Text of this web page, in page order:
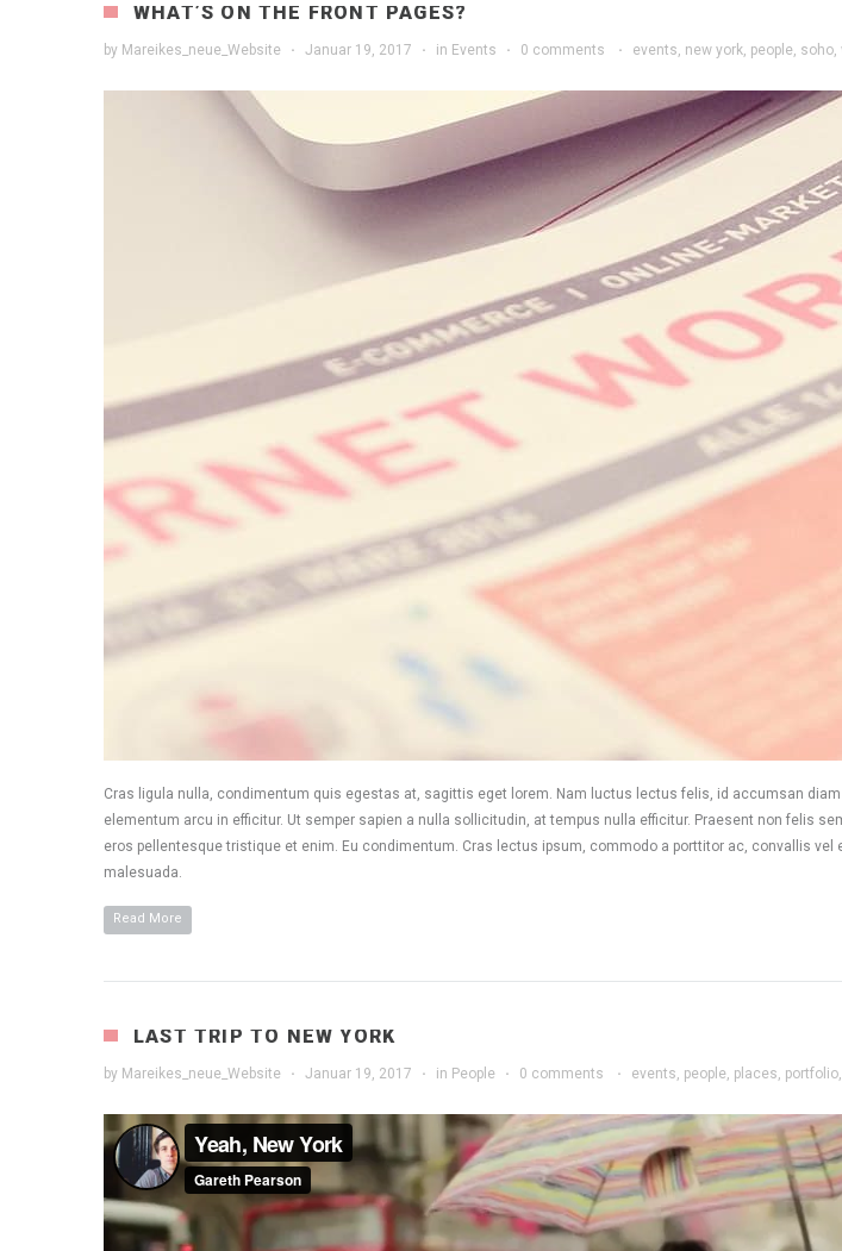
WHAT’S ON THE FRONT PAGES?
by Mareikes_neue_Website · Januar 19, 2017 · in Events · 0 comments · events, new york, people, soho,
Cras ligula nulla, condimentum quis egestas at, sagittis eget lorem. Nam luctus lectus felis, id accumsan
elementum arcu in efficitur. Ut semper sapien a nulla sollicitudin, at tempus nulla efficitur. Praesent non felis
eros pellentesque tristique et enim. Eu condimentum. Cras lectus ipsum, commodo a porttitor ac, convallis
malesuada.
Read More
LAST TRIP TO NEW YORK
by Mareikes_neue_Website · Januar 19, 2017 · in People · 0 comments · events, people, places, portfolio,